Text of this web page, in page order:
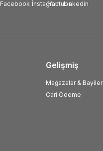
Gelişmiş
Mağazalar & Bayiler
Cari Ödeme